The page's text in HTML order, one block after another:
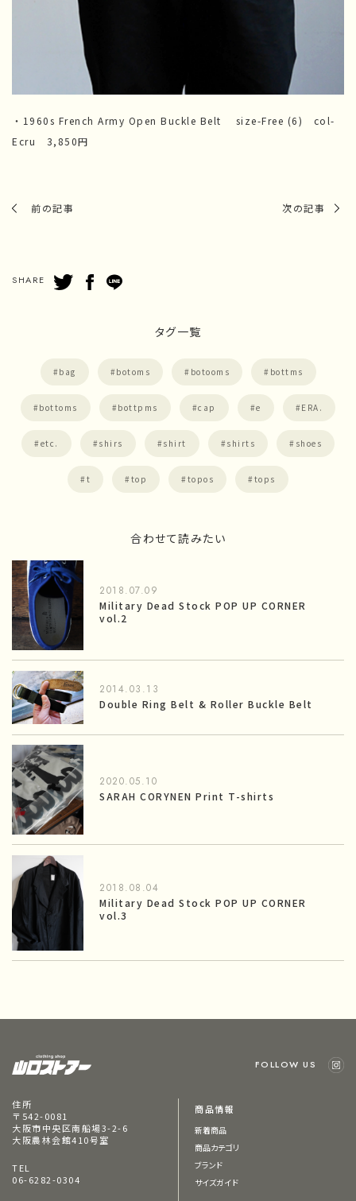
・1960s French Army Open Buckle Belt size-Free (6) col-
Ecru 3,850円
前の記事 次の記事
SHARE
タグ一覧
bag botoms botooms bottms
bottoms bottpms cap e ERA.
etc. shirs shirt shirts shoes
t top topos tops
合わせて読みたい
2018.07.09
Military Dead Stock POP UP CORNER
vol.2
2014.03.13
Double Ring Belt & Roller Buckle Belt
2020.05.10
SARAH CORYNEN Print T-shirts
2018.08.04
Military Dead Stock POP UP CORNER
vol.3
FOLLOW US
住所
〒542-0081
大阪市中央区南船場3-2-6
大阪農林会館410号室
TEL
06-6282-0304
商品情報
新着商品
商品カテゴリ
ブランド
サイズガイド